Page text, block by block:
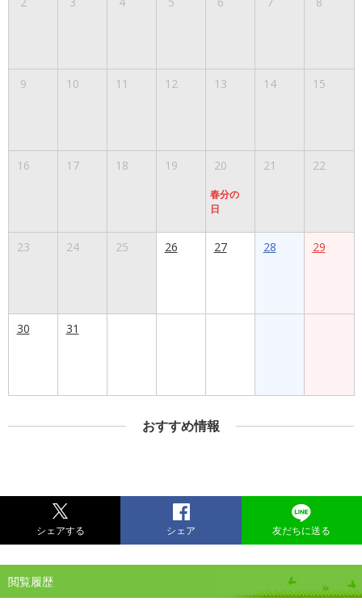
9 10 11 12 13 14 15
16 17 18 19 20
春分の
日
21 22
23 24 25 26 27 28 29
30 31
おすすめ情報
シェアする シェア 友だちに送る
閲覧履歴